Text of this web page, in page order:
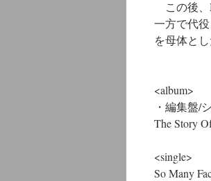
この後、
一方で代
を母体と
<album>
・編集盤/
The Story
<single>
So Many